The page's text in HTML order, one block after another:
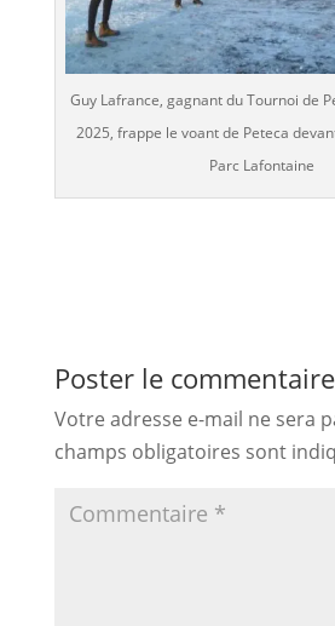
Guy Lafrance, gagnant du Tournoi de
2025, frappe le voant de Peteca
Parc Lafontaine
Poster le commentaire
Votre adresse e-mail ne sera
champs obligatoires sont